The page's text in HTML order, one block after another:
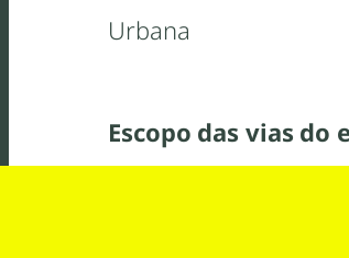
Urbana
Escopo das vias